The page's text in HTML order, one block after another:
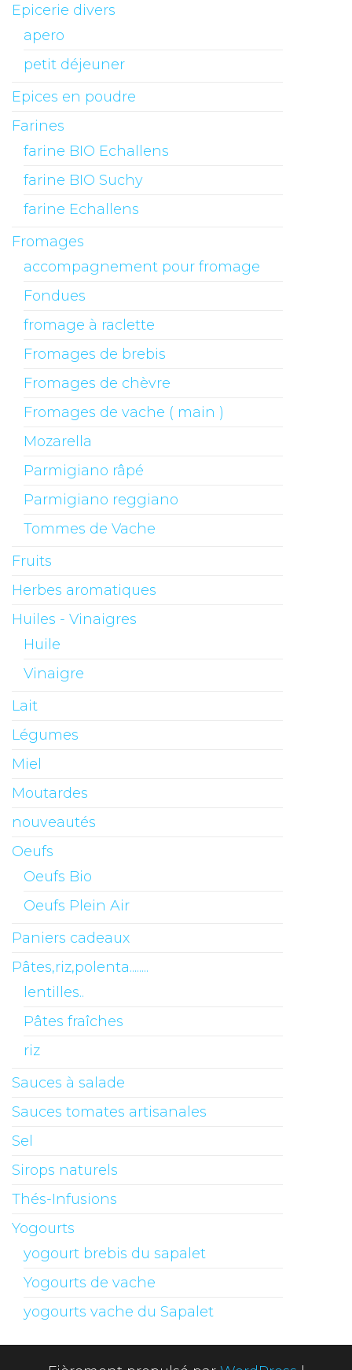
Epicerie divers
apero
petit déjeuner
Epices en poudre
Farines
farine BIO Echallens
farine BIO Suchy
farine Echallens
Fromages
accompagnement pour fromage
Fondues
fromage à raclette
Fromages de brebis
Fromages de chèvre
Fromages de vache ( main )
Mozarella
Parmigiano râpé
Parmigiano reggiano
Tommes de Vache
Fruits
Herbes aromatiques
Huiles - Vinaigres
Huile
Vinaigre
Lait
Légumes
Miel
Moutardes
nouveautés
Oeufs
Oeufs Bio
Oeufs Plein Air
Paniers cadeaux
Pâtes,riz,polenta........
lentilles..
Pâtes fraîches
riz
Sauces à salade
Sauces tomates artisanales
Sel
Sirops naturels
Thés-Infusions
Yogourts
yogourt brebis du sapalet
Yogourts de vache
yogourts vache du Sapalet